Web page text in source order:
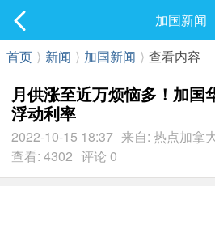
最
加国新闻
首页 ⟩ 新闻 ⟩ 加国新闻 ⟩ 查看内容
月供涨至近万烦恼多！加国
浮动利率
2022-10-15 18:37 来自: 热点加拿
查看: 4302 评论 0